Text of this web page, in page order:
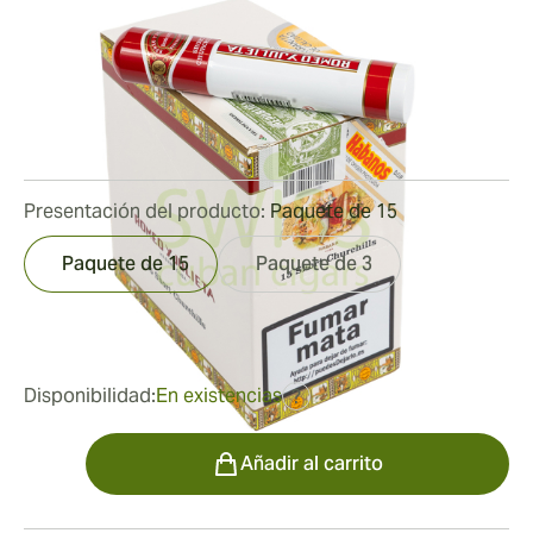
Medidor de anillo:50
124 mm / 4.9 pulgadas
Reseñas
224,99 €
Disponibilidad:En existencias ?
Presentación del producto: Paquete de 15
Paquete de 15 Paquete de 3
Cantidad
Añadir al carrito